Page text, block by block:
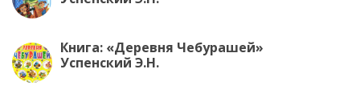
Книга: «Деревня Чебурашей»
Успенский Э.Н.